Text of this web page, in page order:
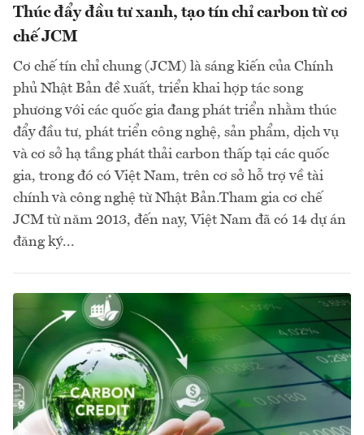
Thúc đẩy đầu tư xanh, tạo tín chỉ carbon từ cơ
chế JCM
Cơ chế tín chỉ chung (JCM) là sáng kiến của Chính
phủ Nhật Bản đề xuất, triển khai hợp tác song
phương với các quốc gia đang phát triển nhằm thúc
đẩy đầu tư, phát triển công nghệ, sản phẩm, dịch vụ
và cơ sở hạ tầng phát thải carbon thấp tại các quốc
gia, trong đó có Việt Nam, trên cơ sở hỗ trợ về tài
chính và công nghệ từ Nhật Bản.Tham gia cơ chế
JCM từ năm 2013, đến nay, Việt Nam đã có 14 dự án
đăng ký...